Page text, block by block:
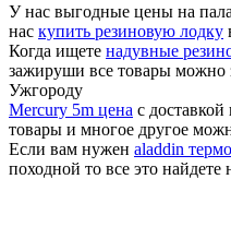
У нас выгодные цены на
нас купить резиновую лодку
Когда ищете надувные
зажируши все товары можно
Ужгороду
Mercury 5m цена с
товары и многое другое
Если вам нужен aladdin
походной то все это найдете